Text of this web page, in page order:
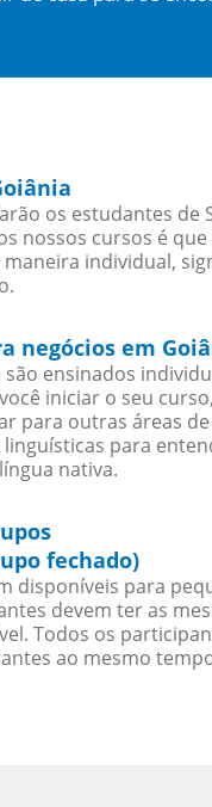
os estudantes
nossos cursos é
individual,
negócios em
ensinados
iniciar o seu
para outras áreas
para
nativa.
fechado)
disponíveis para
devem ter as
Todos os
ao mesmo